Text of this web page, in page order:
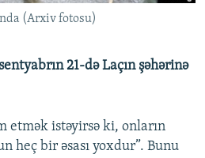
(Arxiv fotosu)
21-də Laçın şəhərinə
etmək istəyirsə ki, onların
heç bir əsası yoxdur”. Bunu